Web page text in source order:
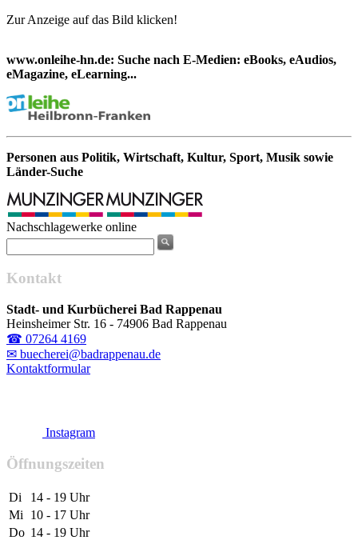
Zur Anzeige auf das Bild klicken!
www.onleihe-hn.de: Suche nach E-Medien: eBooks, eAudios,
eMagazine, eLearning...
Personen aus Politik, Wirtschaft, Kultur, Sport, Musik sowie
Länder-Suche
Nachschlagewerke online
Kontakt
Stadt- und Kurbücherei Bad Rappenau
Heinsheimer Str. 16 - 74906 Bad Rappenau
☎ 07264 4169
✉ buecherei@badrappenau.de
Kontaktformular
Instagram
Öffnungszeiten
Di
14 - 19 Uhr
Mi
10 - 17 Uhr
Do 14 - 19 Uhr